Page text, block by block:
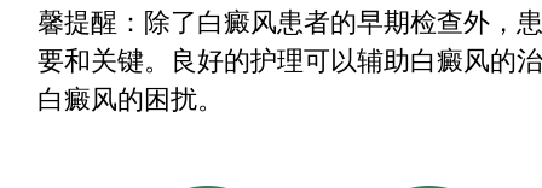
馨提醒：除了白癜风患者的早期检查外，
要和关键。良好的护理可以辅助白癜风的
白癜风的困扰。